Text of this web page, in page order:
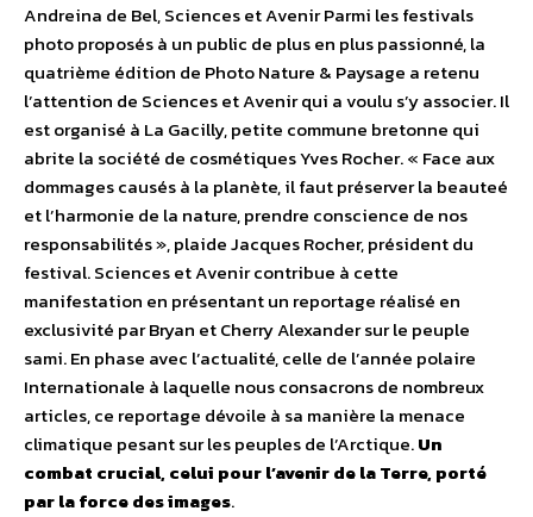
Andreina de Bel, Sciences et Avenir Parmi les festivals
photo proposés à un public de plus en plus passionné, la
quatrième édition de Photo Nature & Paysage a retenu
l’attention de Sciences et Avenir qui a voulu s’y associer. Il
est organisé à La Gacilly, petite commune bretonne qui
abrite la société de cosmétiques Yves Rocher. « Face aux
dommages causés à la planète, il faut préserver la beauteé
et l’harmonie de la nature, prendre conscience de nos
responsabilités », plaide Jacques Rocher, président du
festival. Sciences et Avenir contribue à cette
manifestation en présentant un reportage réalisé en
exclusivité par Bryan et Cherry Alexander sur le peuple
sami. En phase avec l’actualité, celle de l’année polaire
Internationale à laquelle nous consacrons de nombreux
articles, ce reportage dévoile à sa manière la menace
climatique pesant sur les peuples de l’Arctique.Un
combat crucial, celui pour l’avenir de la Terre, porté
par la force des images.